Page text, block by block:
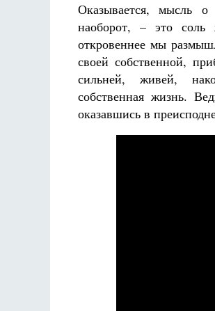
Оказывается, мысль
наоборот, – это
откровеннее мы
своей собственной,
сильней, живей,
собственная жизнь.
оказавшись в